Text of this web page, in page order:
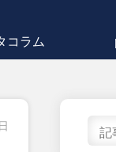
コラム